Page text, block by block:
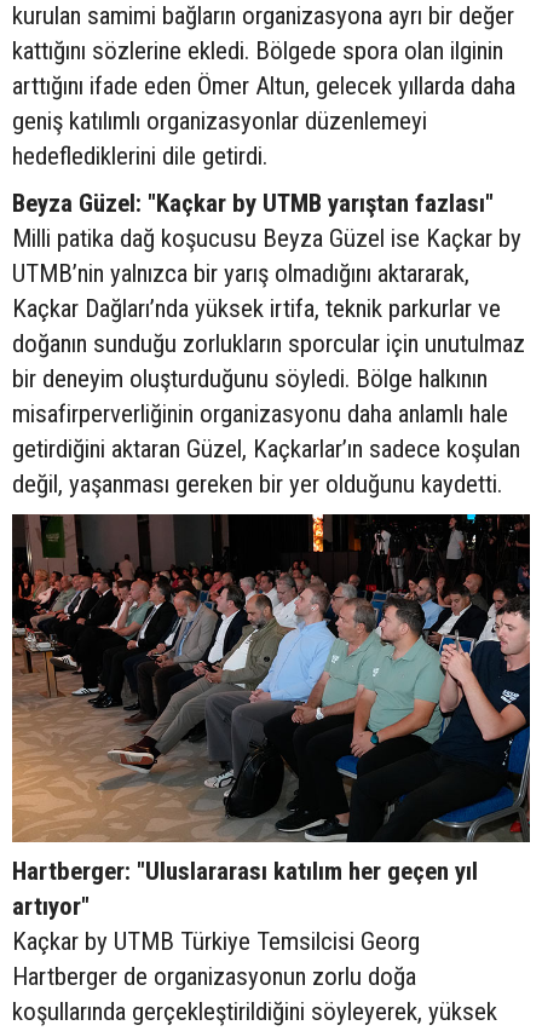
kurulan samimi bağların organizasyona ayrı bir değer
kattığını sözlerine ekledi. Bölgede spora olan ilginin
arttığını ifade eden Ömer Altun, gelecek yıllarda daha
geniş katılımlı organizasyonlar düzenlemeyi
hedeflediklerini dile getirdi.
Beyza Güzel: "Kaçkar by UTMB yarıştan fazlası"
Milli patika dağ koşucusu Beyza Güzel ise Kaçkar by
UTMB’nin yalnızca bir yarış olmadığını aktararak,
Kaçkar Dağları’nda yüksek irtifa, teknik parkurlar ve
doğanın sunduğu zorlukların sporcular için unutulmaz
bir deneyim oluşturduğunu söyledi. Bölge halkının
misafirperverliğinin organizasyonu daha anlamlı hale
getirdiğini aktaran Güzel, Kaçkarlar’ın sadece koşulan
değil, yaşanması gereken bir yer olduğunu kaydetti.
Hartberger: "Uluslararası katılım her geçen yıl
artıyor"
Kaçkar by UTMB Türkiye Temsilcisi Georg
Hartberger de organizasyonun zorlu doğa
koşullarında gerçekleştirildiğini söyleyerek, yüksek